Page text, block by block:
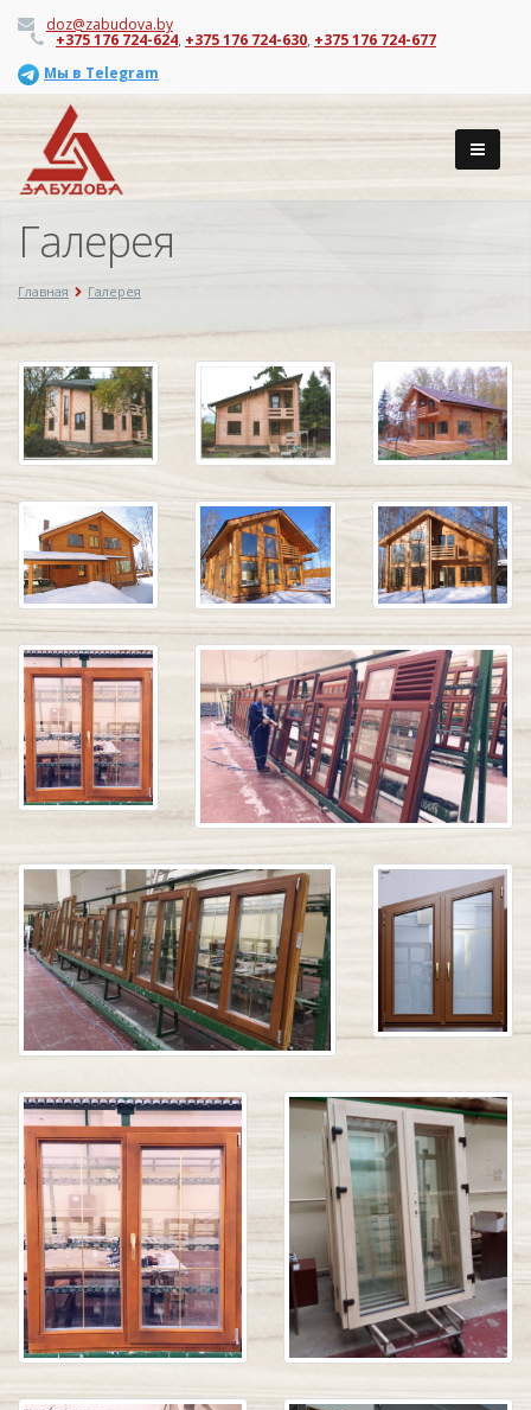
doz@zabudova.by
+375 176 724-624, +375 176 724-630, +375 176 724-677
Мы в Telegram
Галерея
Главная Галерея